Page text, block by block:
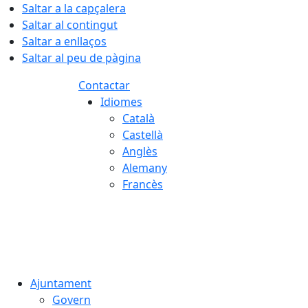
Saltar a la capçalera
Saltar al contingut
Saltar a enllaços
Saltar al peu de pàgina
Contactar
Idiomes
Català
Castellà
Anglès
Alemany
Francès
Ajuntament
Govern